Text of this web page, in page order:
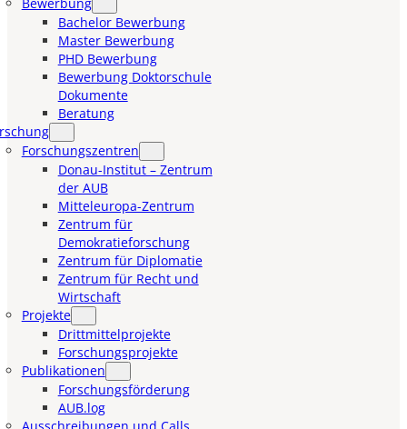
Bachelor Bewerbung
Master Bewerbung
PHD Bewerbung
Bewerbung Doktorschule
Dokumente
Beratung
Forschungszentren
Donau-Institut – Zentrum
der AUB
Mitteleuropa-Zentrum
Zentrum für
Demokratieforschung
Zentrum für Diplomatie
Zentrum für Recht und
Wirtschaft
Projekte
Drittmittelprojekte
Forschungsprojekte
Publikationen
Forschungsförderung
AUB.log